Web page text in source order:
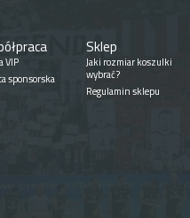
VIP
sponsorska
Sklep
Jaki rozmiar koszulki
wybrać?
Regulamin sklepu